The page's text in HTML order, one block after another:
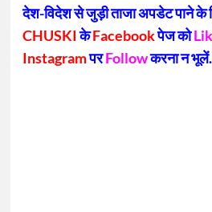
देश-विदेश से जुड़ी ताजा अपडेट पाने के
CHUSKIकेFacebookपेज को
InstagramपरFollowकरना न